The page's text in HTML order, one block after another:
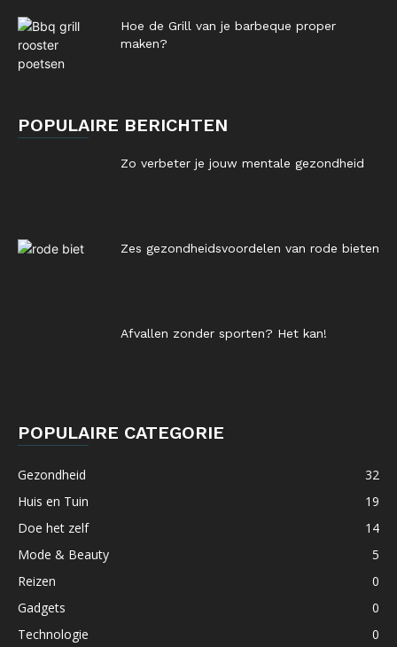
Hoe de Grill van je barbeque proper
maken?
POPULAIRE BERICHTEN
Zo verbeter je jouw mentale gezondheid
Zes gezondheidsvoordelen van rode bieten
Afvallen zonder sporten? Het kan!
POPULAIRE CATEGORIE
Gezondheid
32
Huis en Tuin
19
Doe het zelf
14
Mode & Beauty
5
Reizen
0
Gadgets
0
Technologie
0